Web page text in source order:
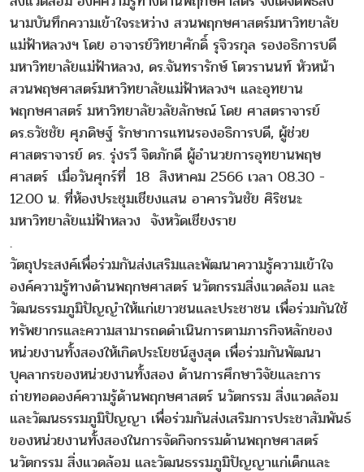
นามบันทึกความเข้าใจระหว่าง สวนพฤกษศาสตร์มหาวิทยาลัย
แม่ฟ้าหลวงฯ โดย อาจารย์วิทยาศักดิ์ รุจิวรกุล รองอธิการบดี
มหาวิทยาลัยแม่ฟ้าหลวง, ดร.จันทรารักษ์ โตวรานนท์ หัวหน้า
สวนพฤษศาสตร์มหาวิทยาลัยแม่ฟ้าหลวงฯ และอุทยาน
พฤกษศาสตร์ มหาวิทยาลัยวลัยลักษณ์ โดย ศาสตราจารย์
ดร.ธวัชชัย ศุภดิษฐ์ รักษาการแทนรองอธิการบดี, ผู้ช่วย
ศาสตราจารย์ ดร. รุ่งรวี จิตภักดี ผู้อำนวยการอุทยานพฤษ
ศาสตร์ เมื่อวันศุกร์ที่ 18 สิงหาคม 2566 เวลา 08.30 -
12.00 น. ที่ห้องประชุมเชียงแสน อาคารวันชัย ศิริชนะ
มหาวิทยาลัยแม่ฟ้าหลวง จังหวัดเชียงราย
.
วัตถุประสงค์เพื่อร่วมกันส่งเสริมและพัฒนาความรู้ความเข้าใจ
องค์ความรู้ทางด้านพฤกษศาสตร์ นวัตกรรมสิ่งแวดล้อม และ
วัฒนธรรมภูมิปัญญำให้แก่เยาวชนและประชาชน เพื่อร่วมกันใช้
ทรัพยากรและความสามารถดดำเนินการตามภารกิจหลักของ
หน่วยงานทั้งสองให้เกิดประโยชน์สูงสุด เพื่อร่วมกันพัฒนา
บุคลากรของหน่วยงานทั้งสอง ด้านการศึกษาวิจัยและการ
ถ่ายทอดองค์ความรู้ด้านพฤกษศาสตร์ นวัตกรรม สิ่งแวดล้อม
และวัฒนธรรมภูมิปัญญา เพื่อร่วมกันส่งเสริมการประชาสัมพันธ์
ของหน่วยงานทั้งสองในการจัดกิจกรรมด้านพฤกษศาสตร์
นวัตกรรม สิ่งแวดล้อม และวัฒนธรรมภูมิปัญญาแก่เด็กและ